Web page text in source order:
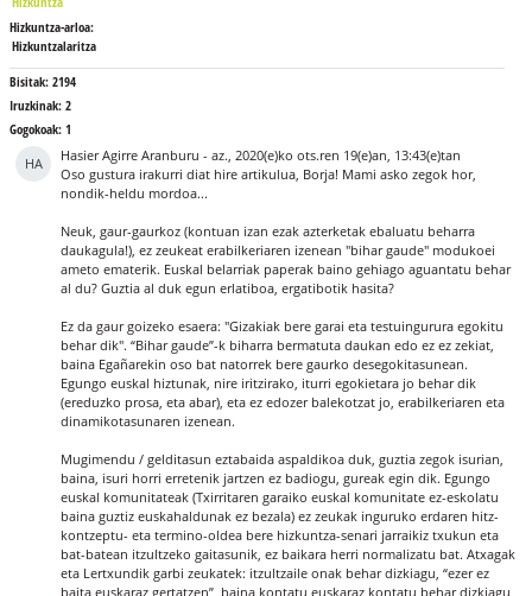
Hizkuntza-arloa:
Hizkuntzalaritza
Bisitak: 2194
Iruzkinak: 2
Gogokoak: 1
HA
Hasier Agirre Aranburu -az., 2020(e)ko ots.ren 19(e)an, 13:43(e)tan
Oso gustura irakurri diat hire artikulua, Borja! Mami asko zegok hor,
nondik-heldu mordoa...
Neuk, gaur-gaurkoz (kontuan izan ezak azterketak ebaluatu beharra
daukagula!), ez zeukeat erabilkeriaren izenean "bihar gaude" modukoei
ameto ematerik. Euskal belarriak paperak baino gehiago aguantatu behar
al du? Guztia al duk egun erlatiboa, ergatibotik hasita?
Ez da gaur goizeko esaera: "Gizakiak bere garai eta testuingurura egokitu
behar dik". “Bihar gaude”-k biharra bermatuta daukan edo ez ez zekiat,
baina Egañarekin oso bat natorrek bere gaurko desegokitasunean.
Egungo euskal hiztunak, nire iritzirako, iturri egokietara jo behar dik
(ereduzko prosa, eta abar), eta ez edozer balekotzat jo, erabilkeriaren eta
dinamikotasunaren izenean.
Mugimendu / gelditasun eztabaida aspaldikoa duk, guztia zegok isurian,
baina, isuri horri erretenik jartzen ez badiogu, gureak egin dik. Egungo
euskal komunitateak (Txirritaren garaiko euskal komunitate ez-eskolatu
baina guztiz euskahaldunak ez bezala) ez zeukak inguruko erdaren hitz-
kontzeptu- eta termino-oldea bere hizkuntza-senari jarraikiz txukun eta
bat-batean itzultzeko gaitasunik, ez baikara herri normalizatu bat. Atxagak
eta Lertxundik garbi zeukatek: itzultzaile onak behar dizkiagu, “ezer ez
baita euskaraz gertatzen”, baina kontatu euskaraz kontatu behar dizkiagu